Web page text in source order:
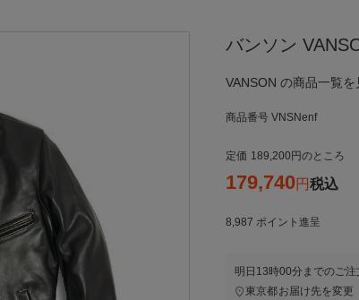
バンソン
VANSON の商品一覧を
商品番号 VNSNenf
定価 189,200 のところ
179,740 税込
8,987 ポイント進呈
明日 13時00分 までのご注
東京都お届け先を変更